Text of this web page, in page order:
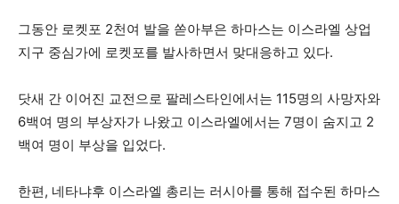
그동안 로켓포 2천여 발을 쏟아부은 하마스는 이스라엘 상업
지구 중심가에 로켓포를 발사하면서 맞대응하고 있다.
닷새 간 이어진 교전으로 팔레스타인에서는 115명의 사망자와
6백여 명의 부상자가 나왔고 이스라엘에서는 7명이 숨지고 2
백여 명이 부상을 입었다.
한편, 네타냐후 이스라엘 총리는 러시아를 통해 접수된 하마스